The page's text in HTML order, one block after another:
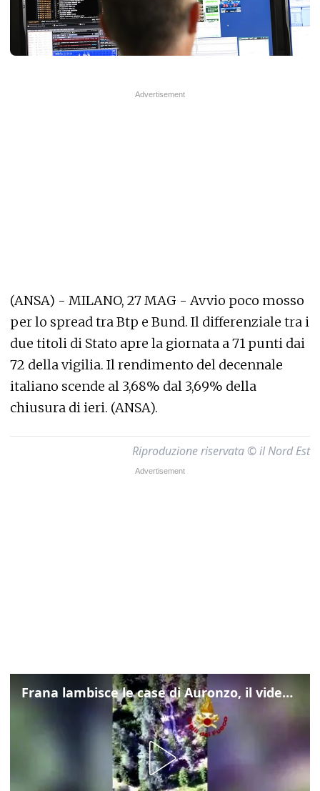
(ANSA) - MILANO, 27 MAG - Avvio poco mosso
per lo spread tra Btp e Bund. Il differenziale tra i
due titoli di Stato apre la giornata a 71 punti dai
72 della vigilia. Il rendimento del decennale
italiano scende al 3,68% dal 3,69% della
chiusura di ieri. (ANSA).
Riproduzione riservata © il Nord Est
Frana lambisce le case di Auronzo, il video dall'elicottero dei vigili del fuoco